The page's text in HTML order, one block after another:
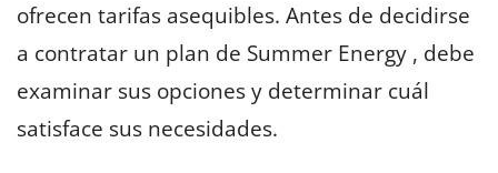
ofrecen tarifas asequibles. Antes de decidirse
a contratar un plan de Summer Energy , debe
examinar sus opciones y determinar cuál
satisface sus necesidades.